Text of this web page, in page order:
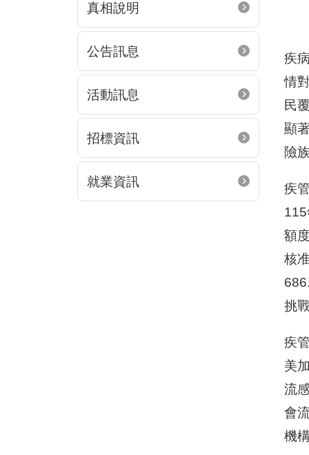
真相說明
公告訊息
活動訊息
招標資訊
就業資訊
疾
情
民
顯
險
疾
額
核
挑
疾
美
流
會
機